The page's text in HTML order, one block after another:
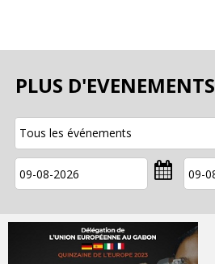
PLUS D'EVENEMENTS